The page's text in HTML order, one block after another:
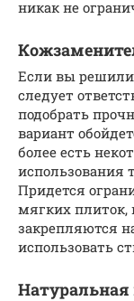
никак не
Если вы решили
следует
подобрать
вариант
более есть
использования
Придется
мягких плиток,
закрепляются
использовать